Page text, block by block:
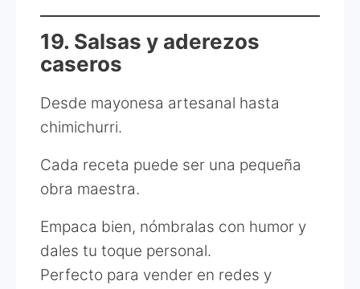
19. Salsas y aderezos
caseros
Desde mayonesa artesanal hasta
chimichurri.
Cada receta puede ser una pequeña
obra maestra.
Empaca bien, nómbralas con humor y
dales tu toque personal.
Perfecto para vender en redes y